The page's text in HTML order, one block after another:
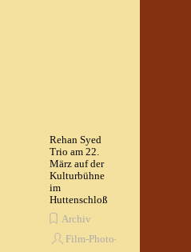
Rehan Syed
Trio am 22.
März auf der
Kulturbühne
im
Huttenschloß
Archiv
Film-Photo-Ton Museum